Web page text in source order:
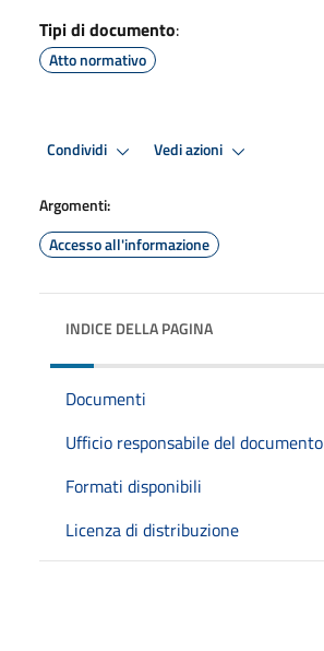
Tipi di documento:
Atto normativo
Condividi Vedi azioni
Argomenti:
Accesso all'informazione
INDICE DELLA PAGINA
Documenti
Ufficio responsabile del documento
Formati disponibili
Licenza di distribuzione